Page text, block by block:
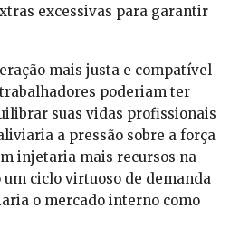
excessivas para garantir
mais justa e compatível
poderiam ter
suas vidas profissionais
a pressão sobre a força
injetaria mais recursos na
ciclo virtuoso de demanda
o mercado interno como